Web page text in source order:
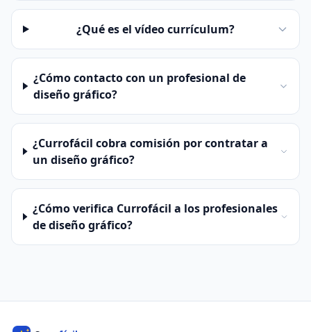
¿Qué es el vídeo currículum?
¿Cómo contacto con un profesional de
diseño gráfico?
¿Currofácil cobra comisión por contratar a
un diseño gráfico?
¿Cómo verifica Currofácil a los profesionales
de diseño gráfico?